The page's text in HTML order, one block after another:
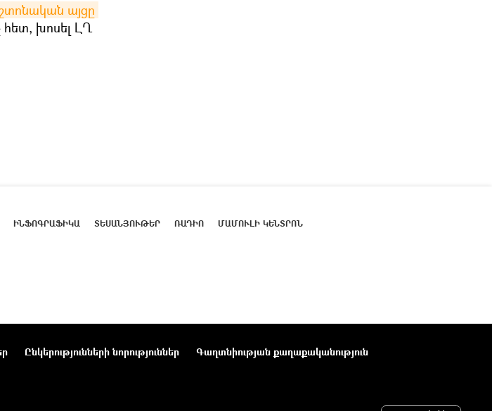
այցը
հետ, խոսել ԼՂ
ԻՆՖՈԳՐԱՖԻԿԱ ՏԵՍԱՆՅՈՒԹԵՐ ՌԱԴԻՈ ՄԱՄՈՒԼԻ ԿԵՆՏՐՈՆ
Ընկերությունների նորություններ
Գաղտնիության քաղաքականություն